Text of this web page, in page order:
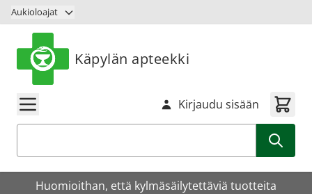
Siirry sisältöön
Aukioloajat
Käpylän apteekki
Kirjaudu sisään
Huomioithan, että kylmäsäilytettäviä tuotteita